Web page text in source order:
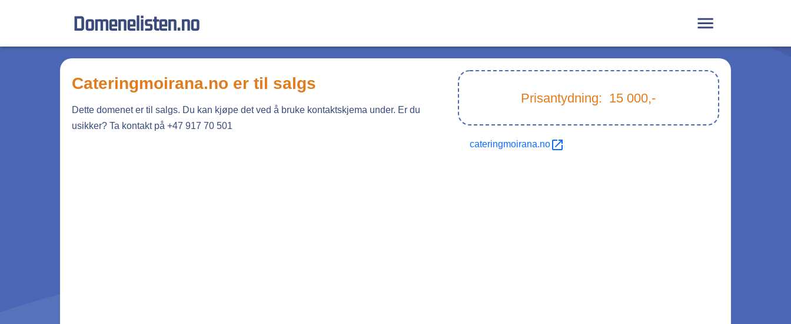
Domenelisten.no
cateringmoirana.no er til salgs
Dette domenet er til salgs. Du kan kjøpe det ved å bruke kontaktskjema under. Er du
usikker? Ta kontakt på +47 917 70 501
Prisantydning: 15 000,-
cateringmoirana.no